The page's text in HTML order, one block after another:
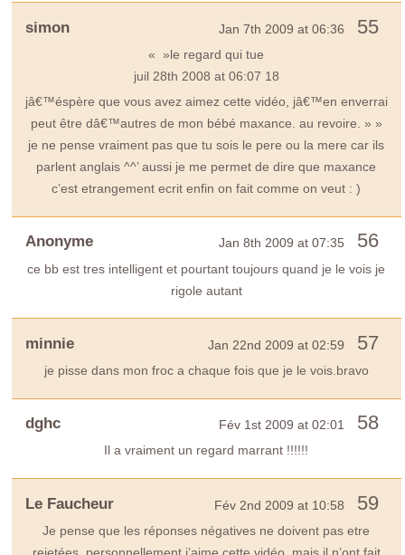
simon Jan 7th 2009 at 06:36 55
« »le regard qui tue
juil 28th 2008 at 06:07 18
jâ€™éspère que vous avez aimez cette vidéo, jâ€™en enverrai
peut être dâ€™autres de mon bébé maxance. au revoire. » »
je ne pense vraiment pas que tu sois le pere ou la mere car ils
parlent anglais ^^’ aussi je me permet de dire que maxance
c’est etrangement ecrit enfin on fait comme on veut : )
Anonyme Jan 8th 2009 at 07:35 56
ce bb est tres intelligent et pourtant toujours quand je le vois je
rigole autant
minnie Jan 22nd 2009 at 02:59 57
je pisse dans mon froc a chaque fois que je le vois.bravo
dghc Fév 1st 2009 at 02:01 58
Il a vraiment un regard marrant !!!!!!
Le Faucheur Fév 2nd 2009 at 10:58 59
Je pense que les réponses négatives ne doivent pas etre